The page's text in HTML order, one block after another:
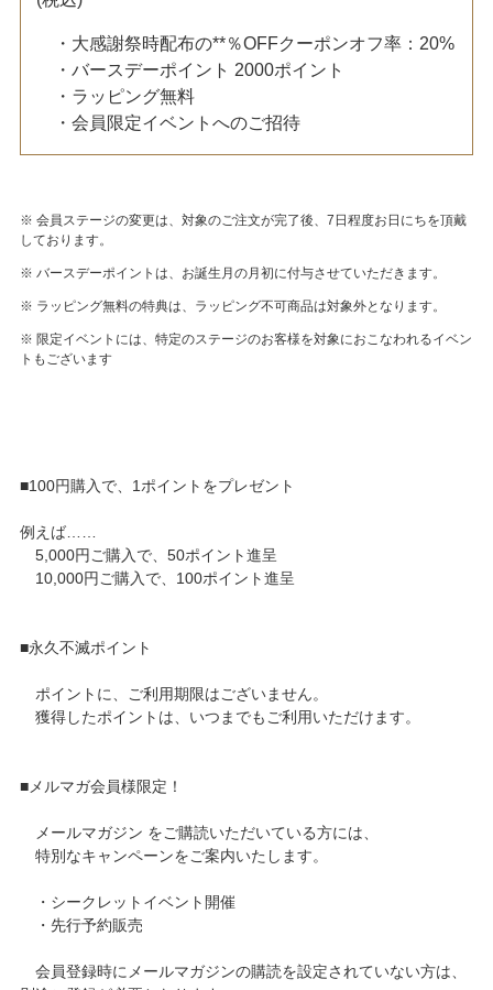
・大感謝祭時配布の**％OFFクーポンオフ率：20%
・バースデーポイント 2000ポイント
・ラッピング無料
・会員限定イベントへのご招待
※ 会員ステージの変更は、対象のご注文が完了後、7日程度お日にちを頂戴
しております。
※ バースデーポイントは、お誕生月の月初に付与させていただきます。
※ ラッピング無料の特典は、ラッピング不可商品は対象外となります。
※ 限定イベントには、特定のステージのお客様を対象におこなわれるイベン
トもございます
■100円購入で、1ポイントをプレゼント
例えば……
5,000円ご購入で、50ポイント進呈
10,000円ご購入で、100ポイント進呈
■永久不滅ポイント
ポイントに、ご利用期限はございません。
獲得したポイントは、いつまでもご利用いただけます。
■メルマガ会員様限定！
メールマガジン をご購読いただいている方には、
特別なキャンペーンをご案内いたします。
・シークレットイベント開催
・先行予約販売
会員登録時にメールマガジンの購読を設定されていない方は、